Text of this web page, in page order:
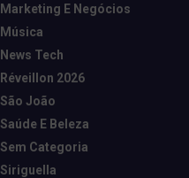
Marketing E Negócios
Música
News Tech
Réveillon 2026
São João
Saúde E Beleza
Sem Categoria
Siriguella